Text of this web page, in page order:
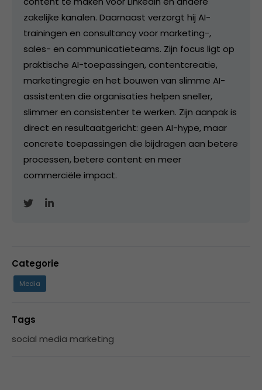
zakelijke kanalen. Daarnaast verzorgt hij AI-
trainingen en consultancy voor marketing-,
sales- en communicatieteams. Zijn focus ligt op
praktische AI-toepassingen, contentcreatie,
marketingregie en het bouwen van slimme AI-
assistenten die organisaties helpen sneller,
slimmer en consistenter te werken. Zijn aanpak is
direct en resultaatgericht: geen AI-hype, maar
concrete toepassingen die bijdragen aan betere
processen, betere content en meer
commerciële impact.
Categorie
Media
Tags
social media marketing